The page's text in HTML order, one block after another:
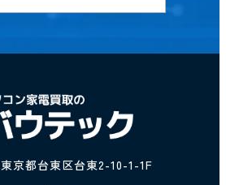
京都台東区台東2-10-1-1F